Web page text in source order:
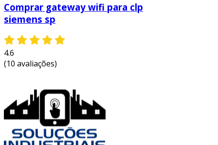
Comprar gateway wifi para clp
siemens sp
4.6
(10 avaliações)